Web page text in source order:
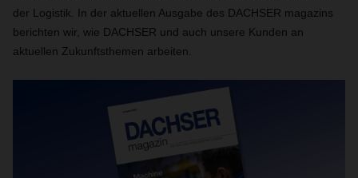
der Logistik. In der aktuellen Ausgabe des DACHSER magazins
berichten wir, wie DACHSER und auch unsere Kunden an
aktuellen Zukunftsthemen arbeiten.